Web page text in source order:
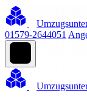
01579-2644051